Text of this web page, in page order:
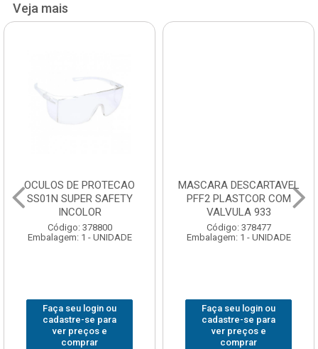
Veja mais
OCULOS DE PROTECAO
SS01N SUPER SAFETY
INCOLOR
Código: 378800
Embalagem: 1 - UNIDADE
Faça seu login ou
cadastre-se para
ver preços e
comprar
MASCARA DESCARTAVEL
PFF2 PLASTCOR COM
VALVULA 933
Código: 378477
Embalagem: 1 - UNIDADE
Faça seu login ou
cadastre-se para
ver preços e
comprar